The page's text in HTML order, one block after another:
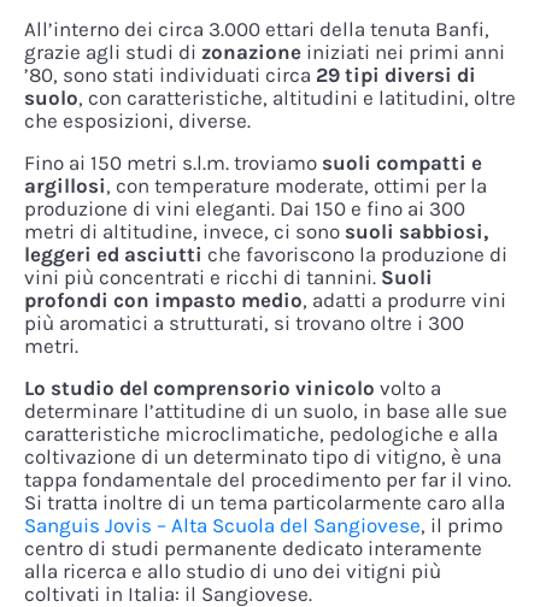
All’interno dei circa 3.000 ettari della tenuta Banfi,
grazie agli studi di zonazione iniziati nei primi anni
’80, sono stati individuati circa 29 tipi diversi di
suolo, con caratteristiche, altitudini e latitudini, oltre
che esposizioni, diverse.
Fino ai 150 metri s.l.m. troviamo suoli compatti e
argillosi, con temperature moderate, ottimi per la
produzione di vini eleganti. Dai 150 e fino ai 300
metri di altitudine, invece, ci sono suoli sabbiosi,
leggeri ed asciutti che favoriscono la produzione di
vini più concentrati e ricchi di tannini. Suoli
profondi con impasto medio, adatti a produrre vini
più aromatici a strutturati, si trovano oltre i 300
metri.
Lo studio del comprensorio vinicolo volto a
determinare l’attitudine di un suolo, in base alle sue
caratteristiche microclimatiche, pedologiche e alla
coltivazione di un determinato tipo di vitigno, è una
tappa fondamentale del procedimento per far il vino.
Si tratta inoltre di un tema particolarmente caro alla
Sanguis Jovis – Alta Scuola del Sangiovese, il primo
centro di studi permanente dedicato interamente
alla ricerca e allo studio di uno dei vitigni più
coltivati in Italia: il Sangiovese.